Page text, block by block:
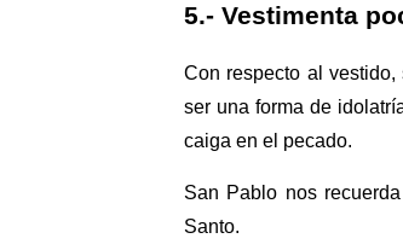
5.- Vestimenta
Con respecto al
ser una forma de
caiga en el pecado.
San Pablo nos
Santo.